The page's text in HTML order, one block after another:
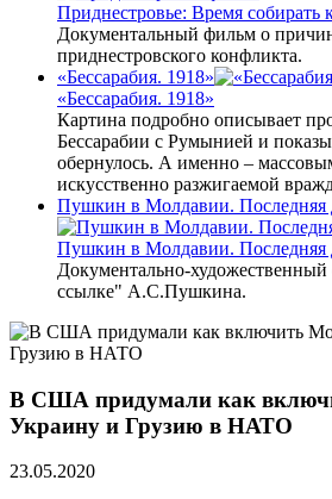
Приднестровье: Время собирать
Документальный фильм о
приднестровского конфликта.
«Бессарабия. 1918»
«Бессарабия. 1918»
Картина подробно описывает
Бессарабии с Румынией и
обернулось. А именно –
искусственно разжигаемой
Пушкин в Молдавии. Последняя
Пушкин в Молдавии. Последняя
Документально-художественный
ссылке" А.С.Пушкина.
В США придумали как
Украину и Грузию в НАТО
23.05.2020